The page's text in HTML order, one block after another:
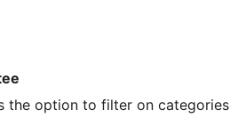
the option to filter on categories